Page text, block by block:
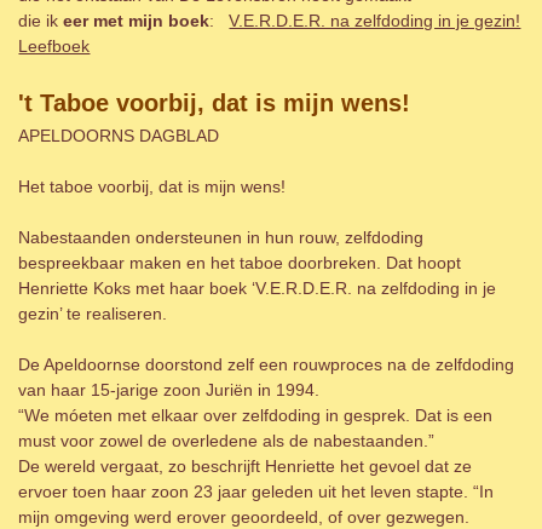
die ikeer met mijn boek:V.E.R.D.E.R. na zelfdoding in je gezin!
Leefboek
't Taboe voorbij, dat is mijn wens!
APELDOORNS DAGBLAD
Het taboe voorbij, dat is mijn wens!
Nabestaanden ondersteunen in hun rouw, zelfdoding
bespreekbaar maken en het taboe doorbreken. Dat hoopt
Henriette Koks met haar boek ‘V.E.R.D.E.R. na zelfdoding in je
gezin’ te realiseren.
De Apeldoornse doorstond zelf een rouwproces na de zelfdoding
van haar 15-jarige zoon Juriën in 1994.
“We móeten met elkaar over zelfdoding in gesprek. Dat is een
must voor zowel de overledene als de nabestaanden.”
De wereld vergaat, zo beschrijft Henriette het gevoel dat ze
ervoer toen haar zoon 23 jaar geleden uit het leven stapte. “In
mijn omgeving werd erover geoordeeld, of over gezwegen.